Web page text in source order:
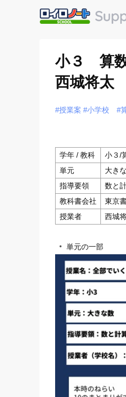
小３ 算
西城将太
#授業案 #小学校 #
学年 / 教科
小３/
単元
大き
指導要領
数と
教科書会社
東京
授業者
西城
単元の一部